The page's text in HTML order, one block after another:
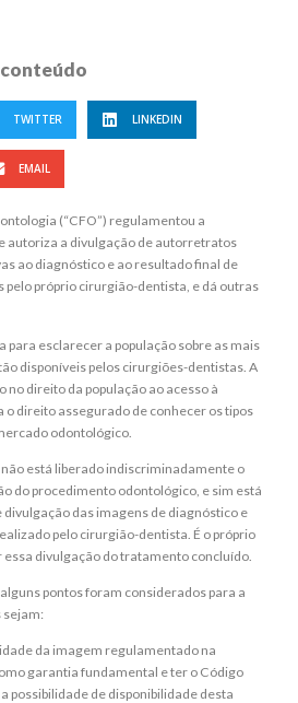
TWITTER LINKEDIN
EMAIL
(“CFO”) regulamentou a
autoriza a divulgação de autorretratos
ao diagnóstico e ao resultado final de
próprio cirurgião-dentista, e dá outras
para esclarecer a população sobre as mais
disponíveis pelos cirurgiões-dentistas. A
direito da população ao acesso à
direito assegurado de conhecer os tipos
odontológico.
está liberado indiscriminadamente o
do procedimento odontológico, e sim está
das imagens de diagnóstico e
pelo cirurgião-dentista. É o próprio
divulgação do tratamento concluído.
pontos foram considerados para a
sejam:
da imagem regulamentado na
garantia fundamental e ter o Código
possibilidade de disponibilidade desta